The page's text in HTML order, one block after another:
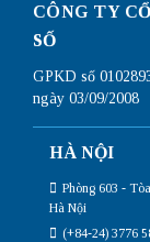
CÔNG TY
SỐ
GPKD số
ngày 03/09/2008
HÀ NỘI
Phòng 603 -
Hà Nội
(+84-24) 3776